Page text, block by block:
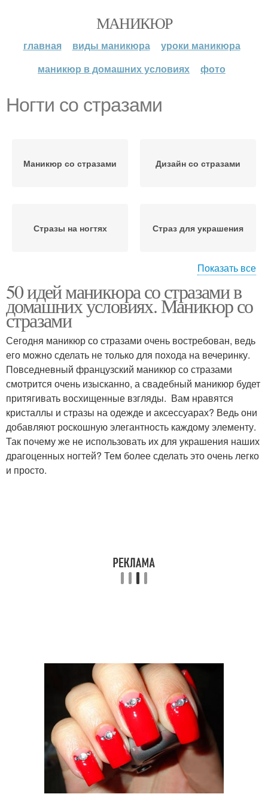
МАНИКЮР
главная виды маникюра
уроки маникюра
маникюр в домашних условиях
фото
Ногти со стразами
Маникюр со стразами Дизайн со стразами
Стразы на ногтях Страз для украшения
Выкладка на ногтях Френч со стразами
Маникюр с большими
стразами
Узор из страз
Длинные ногти Черные ногти
Практичность на
коротких ногтях
Стразы на гель-лак
Стразы в домашних
условиях
Стразы с ногтей
Показать все
50 идей маникюра со стразами в
домашних условиях. Маникюр со
стразами
Сегодня маникюр со стразами очень востребован, ведь
его можно сделать не только для похода на вечеринку.
Повседневный французский маникюр со стразами
смотрится очень изысканно, а свадебный маникюр будет
притягивать восхищенные взгляды. Вам нравятся
кристаллы и стразы на одежде и аксессуарах? Ведь они
добавляют роскошную элегантность каждому элементу.
Так почему же не использовать их для украшения наших
драгоценных ногтей? Тем более сделать это очень легко
и просто.